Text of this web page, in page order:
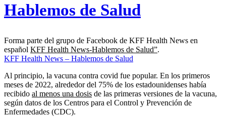
Hablemos de Salud
Forma parte del grupo de Facebook de KFF Health News en
español KFF Health News-Hablemos de Salud”.
KFF Health News – Hablemos de Salud
Al principio, la vacuna contra covid fue popular. En los primeros
meses de 2022, alrededor del 75% de los estadounidenses había
recibido al menos una dosis de las primeras versiones de la vacuna,
según datos de los Centros para el Control y Prevención de
Enfermedades (CDC).